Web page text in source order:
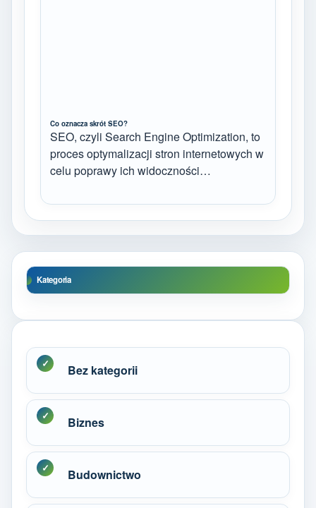
Co oznacza skrót SEO?
SEO, czyli Search Engine Optimization, to
proces optymalizacji stron internetowych w
celu poprawy ich widoczności…
Kategoria
Bez kategorii
Biznes
Budownictwo